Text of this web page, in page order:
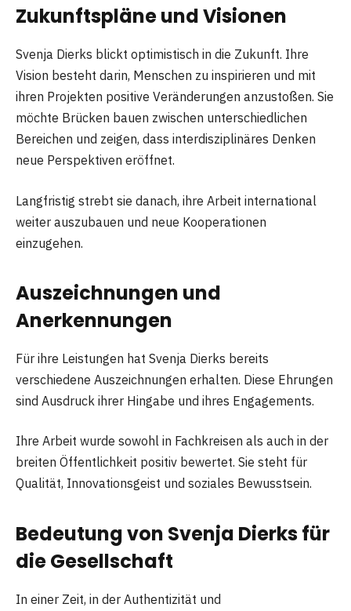
Zukunftspläne und Visionen
Svenja Dierks blickt optimistisch in die Zukunft. Ihre
Vision besteht darin, Menschen zu inspirieren und mit
ihren Projekten positive Veränderungen anzustoßen. Sie
möchte Brücken bauen zwischen unterschiedlichen
Bereichen und zeigen, dass interdisziplinäres Denken
neue Perspektiven eröffnet.
Langfristig strebt sie danach, ihre Arbeit international
weiter auszubauen und neue Kooperationen
einzugehen.
Auszeichnungen und
Anerkennungen
Für ihre Leistungen hat Svenja Dierks bereits
verschiedene Auszeichnungen erhalten. Diese Ehrungen
sind Ausdruck ihrer Hingabe und ihres Engagements.
Ihre Arbeit wurde sowohl in Fachkreisen als auch in der
breiten Öffentlichkeit positiv bewertet. Sie steht für
Qualität, Innovationsgeist und soziales Bewusstsein.
Bedeutung von Svenja Dierks für
die Gesellschaft
In einer Zeit, in der Authentizität und